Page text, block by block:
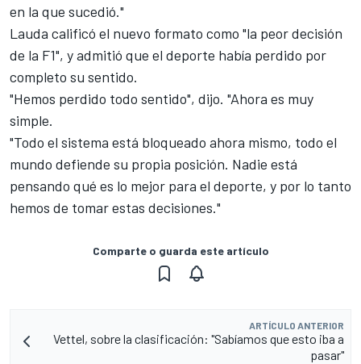
en la que sucedió."
Lauda calificó el nuevo formato como "la peor decisión
de la F1", y admitió que el deporte había perdido por
completo su sentido.
"Hemos perdido todo sentido", dijo. "Ahora es muy
simple.
"Todo el sistema está bloqueado ahora mismo, todo el
mundo defiende su propia posición. Nadie está
pensando qué es lo mejor para el deporte, y por lo tanto
hemos de tomar estas decisiones."
Comparte o guarda este artículo
ARTÍCULO ANTERIOR
Vettel, sobre la clasificación: "Sabíamos que esto iba a
pasar"